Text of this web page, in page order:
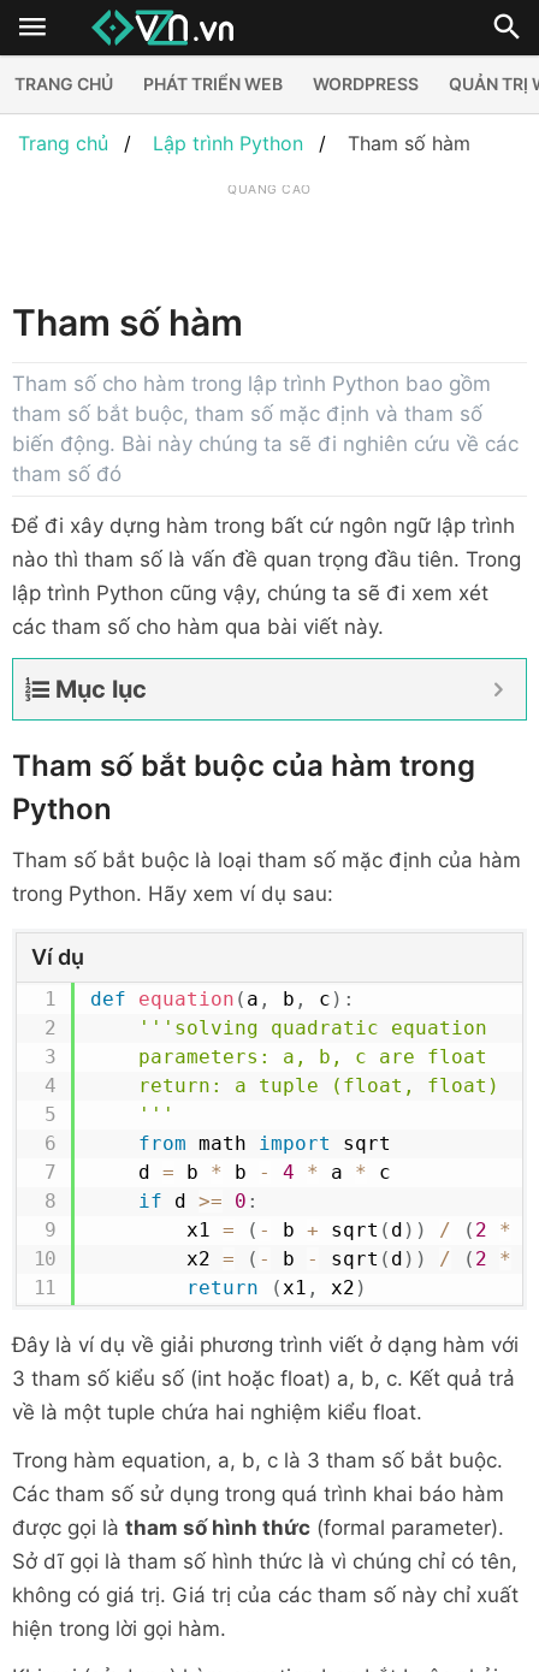
TRANG CHỦ PHÁT TRIỂN WEB WORDPRESS QUẢN TRỊ
Trang chủ Lập trình Python Tham số hàm
QUẢNG CÁO
Tham số hàm
Tham số cho hàm trong lập trình Python bao gồm
tham số bắt buộc, tham số mặc định và tham số
biến động. Bài này chúng ta sẽ đi nghiên cứu về các
tham số đó
Để đi xây dựng hàm trong bất cứ ngôn ngữ lập trình
nào thì tham số là vấn đề quan trọng đầu tiên. Trong
lập trình Python cũng vậy, chúng ta sẽ đi xem xét
các tham số cho hàm qua bài viết này.
Mục lục
Tham số bắt buộc của hàm trong
Python
Tham số bắt buộc là loại tham số mặc định của hàm
trong Python. Hãy xem ví dụ sau:
Ví dụ
def equation ( a , b , c ) :
'''solving quadratic equation
	'''
from math import sqrt
	d
= b * b - 4 * a * c
if d >= 0 :
		x1
= ( - b + sqrt ( d ) ) / ( 2 *
		x2
= ( - b - sqrt ( d ) ) / ( 2 *
return
(x1 , x2 )
Đây là ví dụ về giải phương trình viết ở dạng hàm với
3 tham số kiểu số (int hoặc float) a, b, c. Kết quả trả
về là một tuple chứa hai nghiệm kiểu float.
Trong hàm equation, a, b, c là 3 tham số bắt buộc.
Các tham số sử dụng trong quá trình khai báo hàm
được gọi là tham số hình thức (formal parameter).
Sở dĩ gọi là tham số hình thức là vì chúng chỉ có tên,
không có giá trị. Giá trị của các tham số này chỉ xuất
hiện trong lời gọi hàm.